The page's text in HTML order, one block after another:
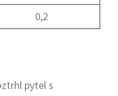
0,2
pytel s